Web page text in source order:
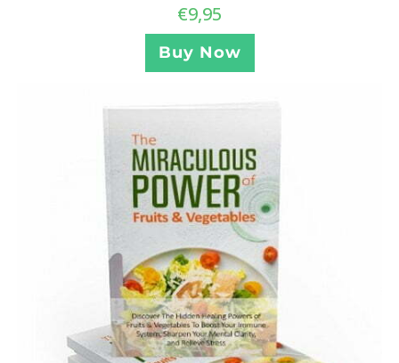
€9,95
Buy Now